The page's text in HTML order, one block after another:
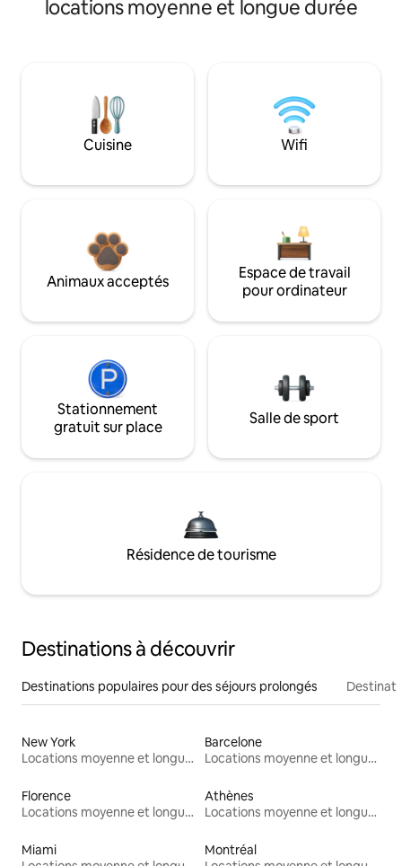
locations moyenne et longue durée
Cuisine Wifi
Animaux acceptés
Espace de travail
pour ordinateur
Stationnement
gratuit sur place
Salle de sport
Résidence de tourisme
Destinations à découvrir
Destinations populaires pour des séjours prolongés
New York
Locations moyenne et longue durée
Barcelone
Locations moyenne et longue durée
Florence
Locations moyenne et longue durée
Athènes
Locations moyenne et longue durée
Miami
Montréal